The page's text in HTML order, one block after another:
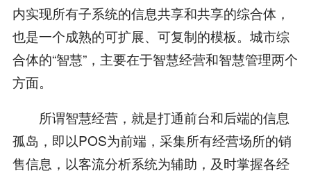
内实现所有子系统的信息共享和共享的综合体，
也是一个成熟的可扩展、可复制的模板。城市综
合体的“智慧”，主要在于智慧经营和智慧管理两个
方面。
所谓智慧经营，就是打通前台和后端的信息
孤岛，即以POS为前端，采集所有经营场所的销
售信息，以客流分析系统为辅助，及时掌握各经